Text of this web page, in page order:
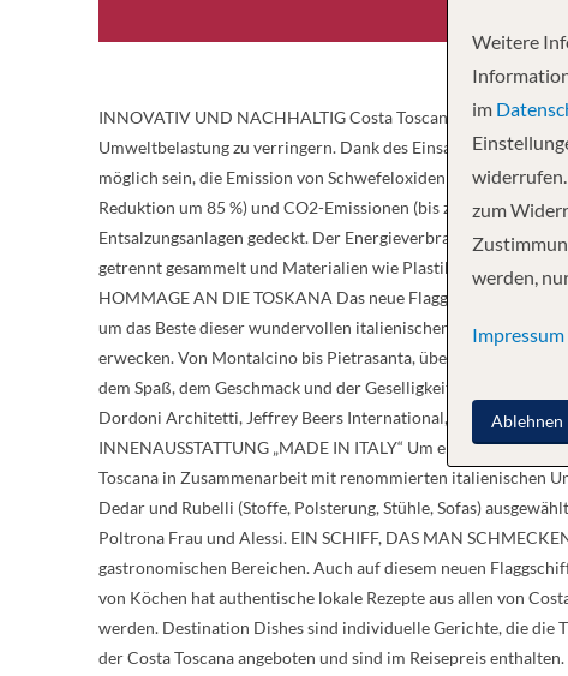
INNOVATIV UND NACHHALTIG Costa Toscana wurde als
Umweltbelastung zu verringern. Dank des Einsatzes von
möglich sein, die Emission von Schwefeloxiden (Null-
Reduktion um 85 %) und CO2-Emissionen (bis zu 20 %)
Entsalzungsanlagen gedeckt. Der Energieverbrauch wird
getrennt gesammelt und Materialien wie Plastik, Papier, Glas
HOMMAGE AN DIE TOSKANA Das neue Flaggschiff ist eine
um das Beste dieser wundervollen italienischen Region, die
erwecken. Von Montalcino bis Pietrasanta, über Viareggio,
dem Spaß, dem Geschmack und der Geselligkeit gewidmet
Dordoni Architetti, Jeffrey Beers International, Partner Ship
INNENAUSSTATTUNG „MADE IN ITALY“ Um ein
Toscana in Zusammenarbeit mit renommierten italienischen
Dedar und Rubelli (Stoffe, Polsterung, Stühle, Sofas)
Poltrona Frau und Alessi. EIN SCHIFF, DAS MAN
gastronomischen Bereichen. Auch auf diesem neuen
von Köchen hat authentische lokale Rezepte aus allen von
werden. Destination Dishes sind individuelle Gerichte, die die
der Costa Toscana angeboten und sind im Reisepreis
Weitere
im
zum
werden,
Impressum
Ablehnen